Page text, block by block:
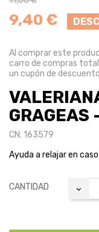
9,40 €
Al comprar este
carro de compras
un cupón de
GRAGEAS
CN: 163579
Ayuda a relajar en
CANTIDAD